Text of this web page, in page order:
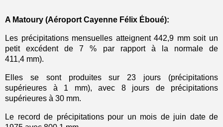
A Matoury (Aéroport Cayenne Félix Éboué):
Les précipitations mensuelles atteignent 442,9 mm soit un
petit excédent de 7 % par rapport à la normale de
411,4 mm).
Elles se sont produites sur 23 jours (précipitations
supérieures à 1 mm), avec 8 jours de précipitations
supérieures à 30 mm.
Le record de précipitations pour un mois de juin date de